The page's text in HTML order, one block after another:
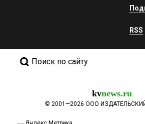
RSS
Поиск по сайту
kvnews.ru
© 2001—2026 ООО